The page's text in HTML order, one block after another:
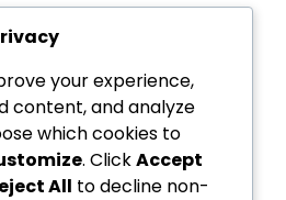
your experience,
content, and analyze
which cookies to
. ClickAccept
All to decline non-